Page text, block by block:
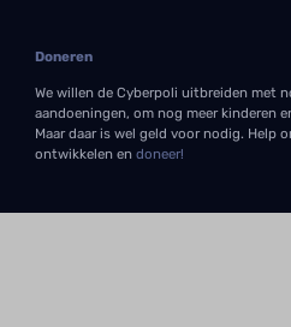
Doneren
We willen de Cyberpoli uitbreiden met
aandoeningen, om nog meer kinderen
Maar daar is wel geld voor nodig. Help
ontwikkelen en doneer!